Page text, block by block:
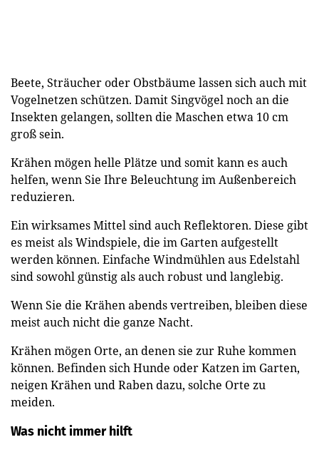
Beete, Sträucher oder Obstbäume lassen sich auch mit
Vogelnetzen schützen. Damit Singvögel noch an die
Insekten gelangen, sollten die Maschen etwa 10 cm
groß sein.
Krähen mögen helle Plätze und somit kann es auch
helfen, wenn Sie Ihre Beleuchtung im Außenbereich
reduzieren.
Ein wirksames Mittel sind auch Reflektoren. Diese gibt
es meist als Windspiele, die im Garten aufgestellt
werden können. Einfache Windmühlen aus Edelstahl
sind sowohl günstig als auch robust und langlebig.
Wenn Sie die Krähen abends vertreiben, bleiben diese
meist auch nicht die ganze Nacht.
Krähen mögen Orte, an denen sie zur Ruhe kommen
können. Befinden sich Hunde oder Katzen im Garten,
neigen Krähen und Raben dazu, solche Orte zu
meiden.
Was nicht immer hilft